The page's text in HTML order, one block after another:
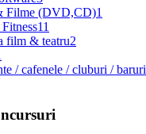
Filme (DVD,CD)1
11
film & teatru2
/ cafenele / cluburi / baruri